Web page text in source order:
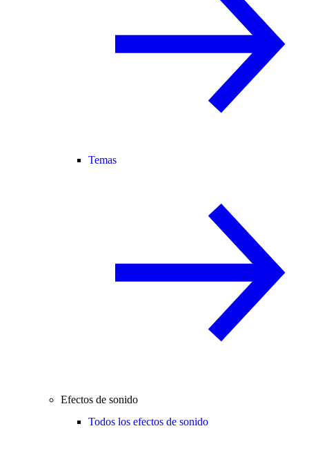
Temas
Efectos de sonido
Todos los efectos de sonido